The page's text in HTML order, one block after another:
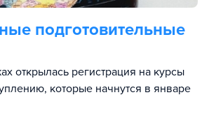
подготовительные
открылась регистрация на курсы
которые начнутся в январе